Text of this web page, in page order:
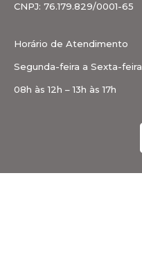
CNPJ: 76.179.829/0001-65
Horário de Atendimento
Segunda-feira a Sexta-feira
08h às 12h – 13h às 17h